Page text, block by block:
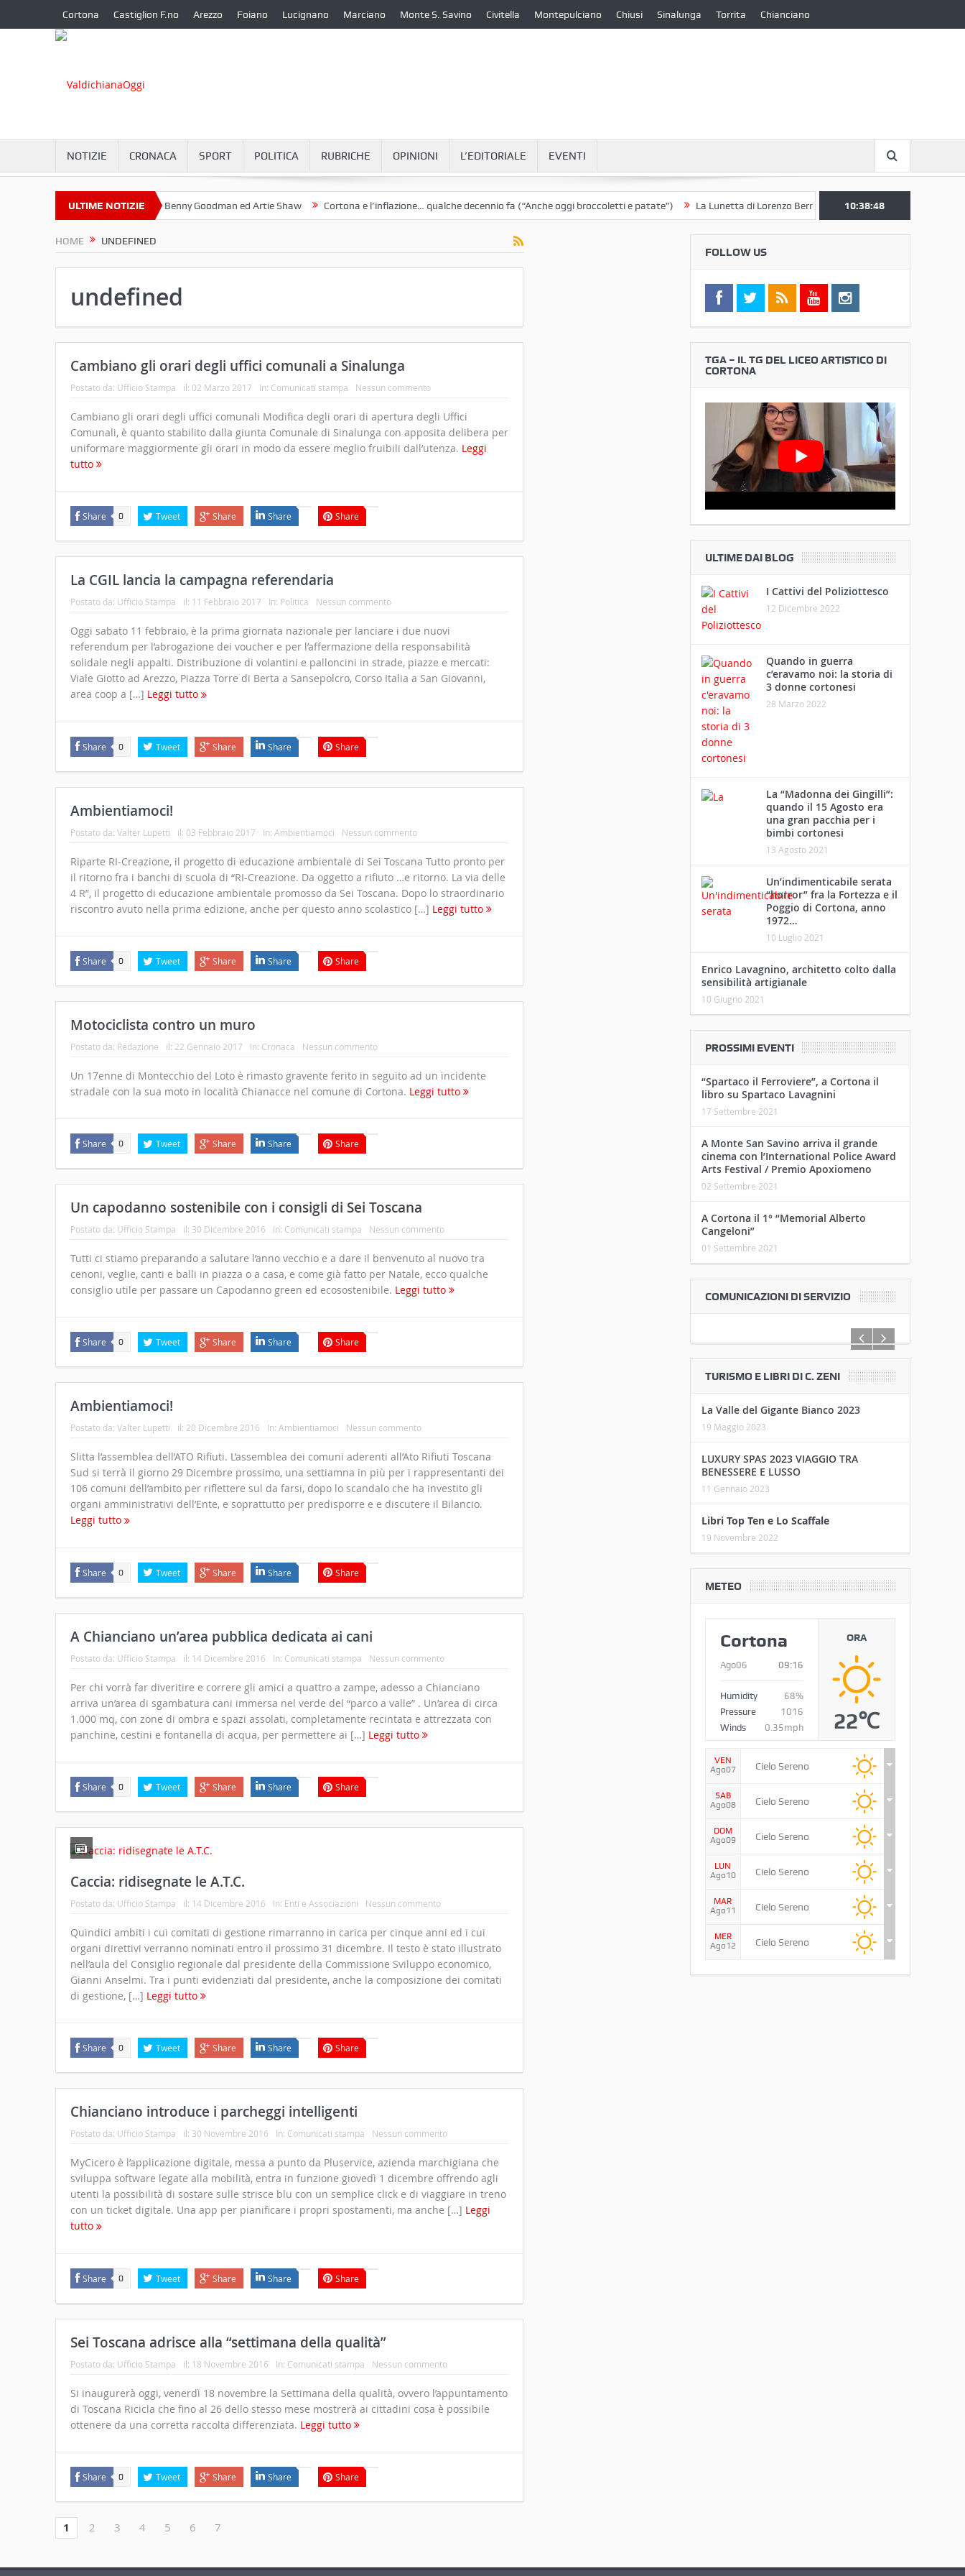
Cortona Castiglion F.no Arezzo Foiano Lucignano Marciano Monte S. Savino Civitella Montepulciano Chiusi Sinalunga Torrita Chianciano
NOTIZIE CRONACA SPORT POLITICA RUBRICHE OPINIONI L’EDITORIALE EVENTI
ULTIME NOTIZIE
Omaggio a Benny Goodman ed Artie Shaw Cortona e l’inflazione… qualche decennio fa (“Anche oggi broccoletti e patate”) La Lunetta di Lorenzo Berrettini lascia il Convento di S. Chiara per il
10:38:49
HOME UNDEFINED
undefined
Cambiano gli orari degli uffici comunali a Sinalunga
Postato da: Ufficio Stampa il: 02 Marzo 2017 In: Comunicati stampa Nessun commento
Cambiano gli orari degli uffici comunali Modifica degli orari di apertura degli Uffici
Comunali, è quanto stabilito dalla giunta Comunale di Sinalunga con apposita delibera per
uniformare maggiormente gli orari in modo da essere meglio fruibili dall’utenza. Leggi
tutto
Share 0 Tweet Share Share Share
La CGIL lancia la campagna referendaria
Postato da: Ufficio Stampa il: 11 Febbraio 2017 In: Politica Nessun commento
Oggi sabato 11 febbraio, è la prima giornata nazionale per lanciare i due nuovi
referendum per l’abrogazione dei voucher e per l’affermazione della responsabilità
solidale negli appalti. Distribuzione di volantini e palloncini in strade, piazze e mercati:
Viale Giotto ad Arezzo, Piazza Torre di Berta a Sansepolcro, Corso Italia a San Giovanni,
area coop a […] Leggi tutto
Share 0 Tweet Share Share Share
Ambientiamoci!
Postato da: Valter Lupetti il: 03 Febbraio 2017 In: Ambientiamoci Nessun commento
Riparte RI-Creazione, il progetto di educazione ambientale di Sei Toscana Tutto pronto per
il ritorno fra i banchi di scuola di “RI-Creazione. Da oggetto a rifiuto …e ritorno. La via delle
4 R”, il progetto di educazione ambientale promosso da Sei Toscana. Dopo lo straordinario
riscontro avuto nella prima edizione, anche per questo anno scolastico […] Leggi tutto
Share 0 Tweet Share Share Share
Motociclista contro un muro
Postato da: Redazione il: 22 Gennaio 2017 In: Cronaca Nessun commento
Un 17enne di Montecchio del Loto è rimasto gravente ferito in seguito ad un incidente
stradale con la sua moto in località Chianacce nel comune di Cortona. Leggi tutto
Share 0 Tweet Share Share Share
Un capodanno sostenibile con i consigli di Sei Toscana
Postato da: Ufficio Stampa il: 30 Dicembre 2016 In: Comunicati stampa Nessun commento
Tutti ci stiamo preparando a salutare l’anno vecchio e a dare il benvenuto al nuovo tra
cenoni, veglie, canti e balli in piazza o a casa, e come già fatto per Natale, ecco qualche
consiglio utile per passare un Capodanno green ed ecosostenibile. Leggi tutto
Share 0 Tweet Share Share Share
Ambientiamoci!
Postato da: Valter Lupetti il: 20 Dicembre 2016 In: Ambientiamoci Nessun commento
Slitta l’assemblea dell’ATO Rifiuti. L’assemblea dei comuni aderenti all’Ato Rifiuti Toscana
Sud si terrà il giorno 29 Dicembre prossimo, una settiamna in più per i rappresentanti dei
106 comuni dell’ambito per riflettere sul da farsi, dopo lo scandalo che ha investito gli
organi amministrativi dell’Ente, e soprattutto per predisporre e e discutere il Bilancio.
Leggi tutto
Share 0 Tweet Share Share Share
A Chianciano un’area pubblica dedicata ai cani
Postato da: Ufficio Stampa il: 14 Dicembre 2016 In: Comunicati stampa Nessun commento
Per chi vorrà far diveritire e correre gli amici a quattro a zampe, adesso a Chianciano
arriva un’area di sgambatura cani immersa nel verde del “parco a valle” . Un’area di circa
1.000 mq, con zone di ombra e spazi assolati, completamente recintata e attrezzata con
panchine, cestini e fontanella di acqua, per permettere ai […] Leggi tutto
Share 0 Tweet Share Share Share
Caccia: ridisegnate le A.T.C.
Postato da: Ufficio Stampa il: 14 Dicembre 2016 In: Enti e Associazioni Nessun commento
Quindici ambiti i cui comitati di gestione rimarranno in carica per cinque anni ed i cui
organi direttivi verranno nominati entro il prossimo 31 dicembre. Il testo è stato illustrato
nell’aula del Consiglio regionale dal presidente della Commissione Sviluppo economico,
Gianni Anselmi. Tra i punti evidenziati dal presidente, anche la composizione dei comitati
di gestione, […] Leggi tutto
Share 0 Tweet Share Share Share
Chianciano introduce i parcheggi intelligenti
Postato da: Ufficio Stampa il: 30 Novembre 2016 In: Comunicati stampa Nessun commento
MyCicero è l’applicazione digitale, messa a punto da Pluservice, azienda marchigiana che
sviluppa software legate alla mobilità, entra in funzione giovedì 1 dicembre offrendo agli
utenti la possibilità di sostare sulle strisce blu con un semplice click e di viaggiare in treno
con un ticket digitale. Una app per pianificare i propri spostamenti, ma anche […] Leggi
tutto
Share 0 Tweet Share Share Share
Sei Toscana adrisce alla “settimana della qualità”
Postato da: Ufficio Stampa il: 18 Novembre 2016 In: Comunicati stampa Nessun commento
Si inaugurerà oggi, venerdì 18 novembre la Settimana della qualità, ovvero l’appuntamento
di Toscana Ricicla che fino al 26 dello stesso mese mostrerà ai cittadini cosa è possibile
ottenere da una corretta raccolta differenziata. Leggi tutto
Share 0 Tweet Share Share Share
1 2 3 4 5 6 7
FOLLOW US
TGA – IL TG DEL LICEO ARTISTICO DI
CORTONA
ULTIME DAI BLOG
I Cattivi del Poliziottesco
12 Dicembre 2022
Quando in guerra
c’eravamo noi: la storia di
3 donne cortonesi
28 Marzo 2022
La “Madonna dei Gingilli”:
quando il 15 Agosto era
una gran pacchia per i
bimbi cortonesi
13 Agosto 2021
Un’indimenticabile serata
“horror” fra la Fortezza e il
Poggio di Cortona, anno
1972…
10 Luglio 2021
Enrico Lavagnino, architetto colto dalla
sensibilità artigianale
10 Giugno 2021
PROSSIMI EVENTI
“Spartaco il Ferroviere”, a Cortona il
libro su Spartaco Lavagnini
17 Settembre 2021
A Monte San Savino arriva il grande
cinema con l’International Police Award
Arts Festival / Premio Apoxiomeno
02 Settembre 2021
A Cortona il 1° “Memorial Alberto
Cangeloni”
01 Settembre 2021
COMUNICAZIONI DI SERVIZIO
TURISMO E LIBRI DI C. ZENI
La Valle del Gigante Bianco 2023
19 Maggio 2023
LUXURY SPAS 2023 VIAGGIO TRA
BENESSERE E LUSSO
11 Gennaio 2023
Libri Top Ten e Lo Scaffale
19 Novembre 2022
METEO
Cortona
Ago06 09:16
Humidity
68%
Pressure
1016
Winds
0.35mph
ORA
22℃
VEN
Ago07
Cielo Sereno
SAB
Ago08
Cielo Sereno
DOM
Ago09
Cielo Sereno
LUN
Ago10
Cielo Sereno
MAR
Ago11
Cielo Sereno
MER
Ago12
Cielo Sereno